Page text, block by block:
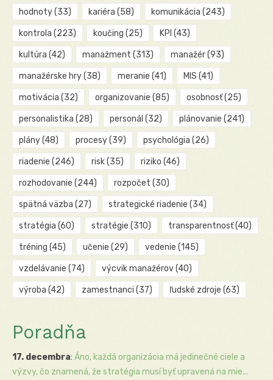
hodnoty(33) kariéra (58) komunikácia (243)
kontrola (223) koučing (25) KPI (43)
kultúra (42) manažment (313) manažér(93)
manažérske hry(38) meranie (41) MIS (41)
motivácia (32) organizovanie (85) osobnosť(25)
personalistika (28) personál (32) plánovanie (241)
plány(48) procesy(39) psychológia (26)
riadenie (246) risk(35) riziko (46)
rozhodovanie (244) rozpočet (30)
spätná väzba (27) strategické riadenie (34)
stratégia (60) stratégie (310) transparentnosť(40)
tréning (45) učenie (29) vedenie (145)
vzdelávanie (74) výcvik manažérov(40)
výroba (42) zamestnanci (37) ľudské zdroje (63)
Poradňa
17. decembra: Áno, každá organizácia má jedinečné ciele a
výzvy, čo znamená, že stratégia musí byť upravená na mie...